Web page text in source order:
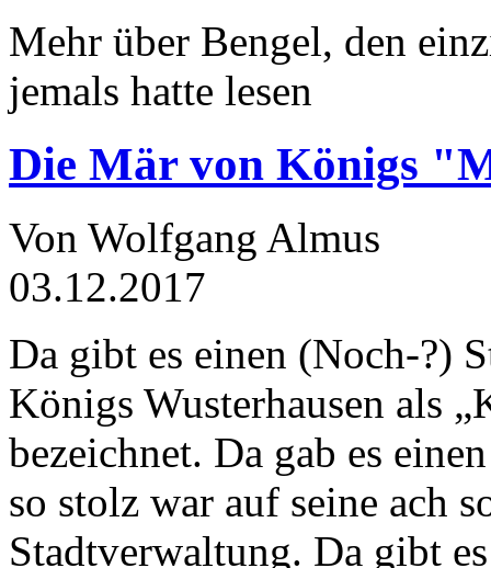
Mehr über Bengel, den
jemals hatte lesen
Die Mär von Königs
Von Wolfgang Almus
03.12.2017
Da gibt es einen (Noch-?)
Königs Wusterhausen als
bezeichnet. Da gab es
so stolz war auf seine ach
Stadtverwaltung. Da gibt